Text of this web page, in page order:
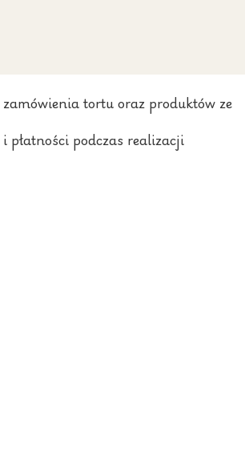
tortu oraz produktów ze
podczas realizacji